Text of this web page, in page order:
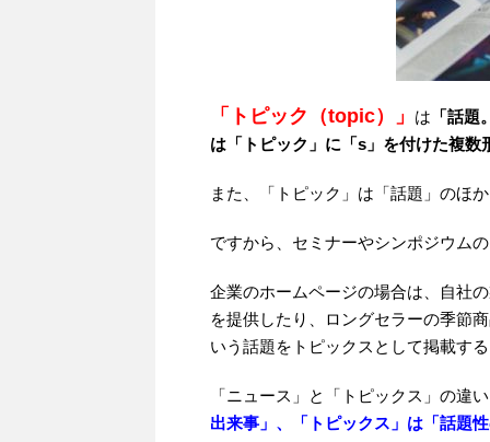
「トピック（topic）」 は 「話
は「トピック」に「s」を付けた複数
また、「トピック」は「話題」のほ
ですから、セミナーやシンポジウム
企業のホームページの場合は、自社
を提供したり、ロングセラーの季節
いう話題をトピックスとして掲載す
「ニュース」と「トピックス」の違
出来事」、「トピックス」は「話題